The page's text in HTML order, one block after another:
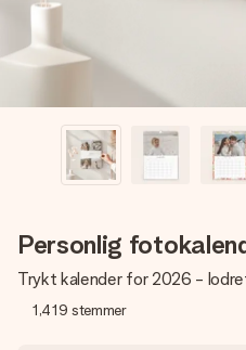
Personlig
Trykt kalender for 2026 -
1,419 stemmer